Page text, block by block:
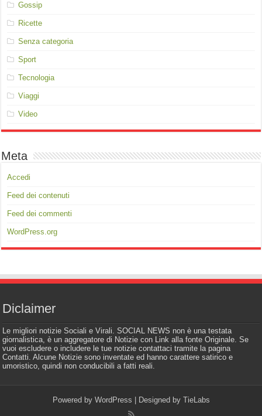
Gossip
Ricette
Senza categoria
Sport
Tecnologia
Viaggi
Video
Meta
Accedi
Feed dei contenuti
Feed dei commenti
WordPress.org
Diclaimer
Le migliori notizie Sociali e Virali. SOCIAL NEWS non è una testata
giornalistica, è un aggregatore di Notizie con Link alla fonte Originale. Se
vuoi escludere o includere le tue notizie contattaci tramite la pagina
Contatti. Alcune Notizie sono inventate ed hanno carattere satirico e
umoristico, quindi non conducibili a fatti reali.
Powered by WordPress | Designed by TieLabs